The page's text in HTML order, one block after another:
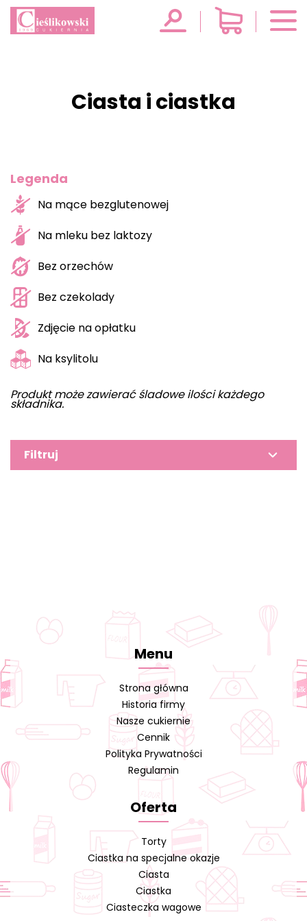
Ciasta i ciastka
Legenda
Na mące bezglutenowej
Na mleku bez laktozy
Bez orzechów
Bez czekolady
Zdjęcie na opłatku
Na ksylitolu
Produkt może zawierać śladowe ilości każdego
składnika.
Filtruj
Menu
Strona główna
Historia firmy
Nasze cukiernie
Cennik
Polityka Prywatności
Regulamin
Oferta
Torty
Ciastka na specjalne okazje
Ciasta
Ciastka
Ciasteczka wagowe